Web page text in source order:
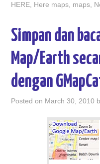
HERE Here maps maps
Simpan dan
Map/Earth
dengan
Posted on March 30, 2010